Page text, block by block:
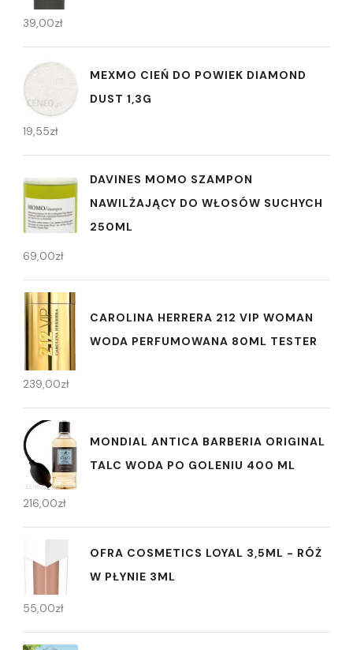
39,00zł
MEXMO CIEŃ DO POWIEK DIAMOND
DUST 1,3G
19,55zł
DAVINES MOMO SZAMPON
NAWILŻAJĄCY DO WŁOSÓW SUCHYCH
250ML
69,00zł
CAROLINA HERRERA 212 VIP WOMAN
WODA PERFUMOWANA 80ML TESTER
239,00zł
MONDIAL ANTICA BARBERIA ORIGINAL
TALC WODA PO GOLENIU 400 ML
216,00zł
OFRA COSMETICS LOYAL 3,5ML - RÓŻ
W PŁYNIE 3ML
55,00zł